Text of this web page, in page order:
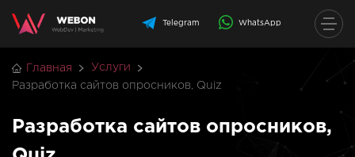
Telegram WhatsApp
Главная
Услуги
Разработка сайтов опросников, Quiz
Разработка сайтов опросников,